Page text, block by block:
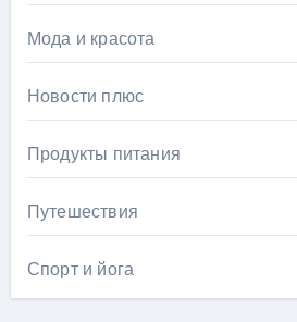
Мода и красота
Новости плюс
Продукты питания
Путешествия
Спорт и йога